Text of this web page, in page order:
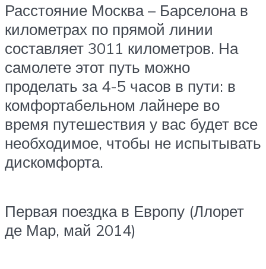
Расстояние Москва – Барселона в
километрах по прямой линии
составляет 3011 километров. На
самолете этот путь можно
проделать за 4-5 часов в пути: в
комфортабельном лайнере во
время путешествия у вас будет все
необходимое, чтобы не испытывать
дискомфорта.
Первая поездка в Европу (Ллорет
де Мар, май 2014)